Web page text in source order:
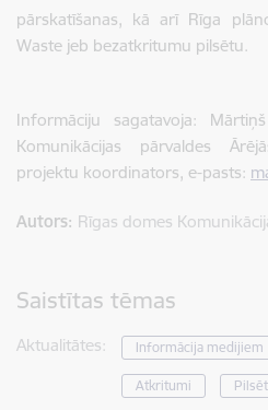
pārskatīšanas, kā arī Rīga
Waste jeb bezatkritumu pilsētu.
Informāciju sagatavoja:
Komunikācijas pārvaldes
projektu koordinators, e-pasts:
Autors: Rīgas domes
Saistītas tēmas
Aktualitātes: Informācija medijiem
Atkritumi